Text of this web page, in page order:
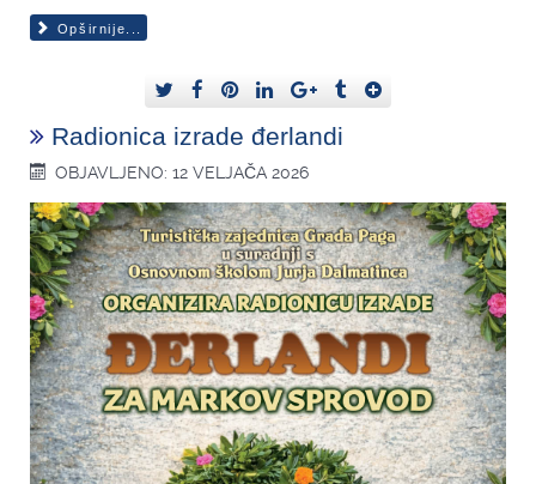
Opširnije...
Radionica izrade đerlandi
OBJAVLJENO: 12 VELJAČA 2026